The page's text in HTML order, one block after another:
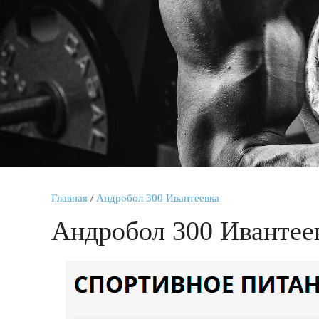
Главная / Андробол 300 Ивантеевка
Андробол 300